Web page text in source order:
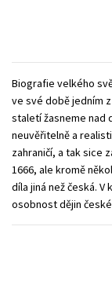
Biografie velkého
ve své době jedním
staletí žasneme nad
neuvěřitelně a
zahraničí, a tak sice
1666, ale kromě
díla jiná než česká.
osobnost dějin